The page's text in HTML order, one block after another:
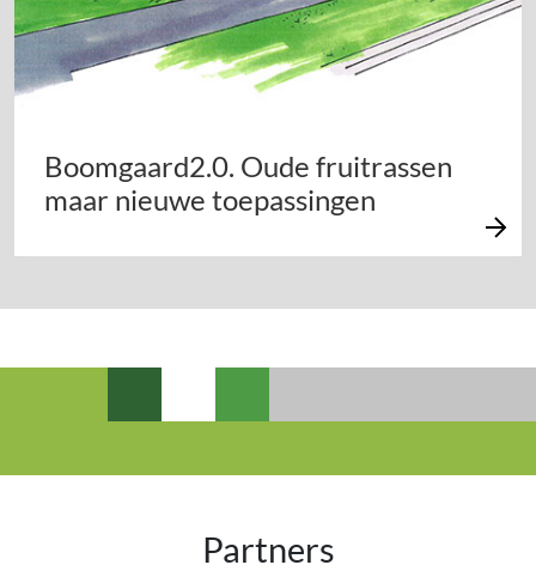
Boomgaard2.0. Oude fruitrassen
maar nieuwe toepassingen
Partners